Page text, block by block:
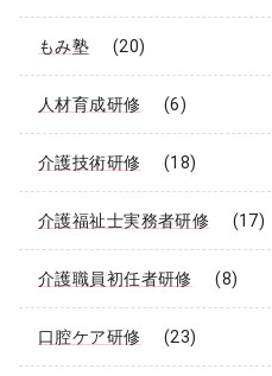
もみ塾 (20)
人材育成研修 (6)
介護技術研修 (18)
介護福祉士実務者研修 (17)
介護職員初任者研修 (8)
口腔ケア研修 (23)